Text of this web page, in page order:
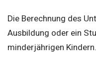
Die Berechnung des
Ausbildung oder ein
minderjährigen Kindern.